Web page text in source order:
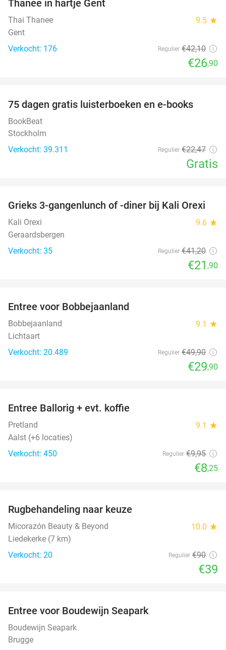
Thanee in hartje Gent
Thai Thanee 9.5 star
Gent
Verkocht: 176
Regulier €42,10
€26,90
75 dagen gratis luisterboeken en e-books
BookBeat
Stockholm
Verkocht: 39.311
Regulier €22,47
Gratis
47%
Grieks 3-gangenlunch of -diner bij Kali Orexi
Kali Orexi 9.6 star
Geraardsbergen
Verkocht: 35
Regulier €41,20
€21 ,90
Entree voor Bobbejaanland
Bobbejaanland 9.1 star
Lichtaart
Verkocht: 20.489
Regulier €49,90
€29,90
Entree Ballorig + evt. koffie
Pretland 9.1 star
Aalst (+6 locaties)
Verkocht: 450
Regulier €9,95
€8,25
Rugbehandeling naar keuze
Micorazón Beauty & Beyond 10.0 star
Liedekerke (7 km)
Verkocht: 20
Regulier €90
€39
Entree voor Boudewijn Seapark
Boudewijn Seapark
Brugge